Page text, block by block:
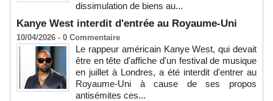
dissimulation de biens au...
Kanye West interdit d'entrée au Royaume-Uni
10/04/2026 - 0 Commentaire
Le rappeur américain Kanye West, qui devait
être en tête d'affiche d'un festival de musique
en juillet à Londres, a été interdit d'entrer au
Royaume-Uni à cause de ses propos
antisémites ces...